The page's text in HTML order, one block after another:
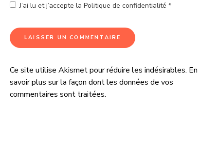
J’ai lu et j’accepte la Politique de confidentialité *
A
l
t
Ce site utilise Akismet pour réduire les indésirables. En
savoir plus sur la façon dont les données de vos
commentaires sont traitées.